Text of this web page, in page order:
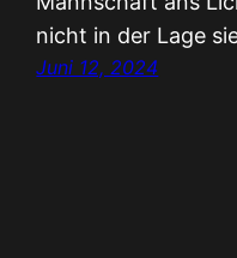
nicht in der Lage
Juni 12, 2024